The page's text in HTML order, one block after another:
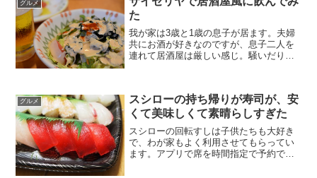
グルメ
た
我が家は3歳と1歳の息子が居ます。夫婦
共にお酒が好きなのですが、息子二人を
連れて居酒屋は厳しい感じ。騒いだり、
居酒屋風につまみとビ...
グルメ
スシローの持ち帰りが寿司が、安
くて美味しくて素晴らしすぎた
スシローの回転すしは子供たちも大好き
で、わが家もよく利用させてもらってい
ます。アプリで席を時間指定で予約でき